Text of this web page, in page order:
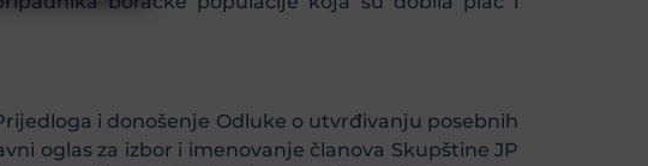
i donošenje Odluke o utvrđivanju posebnih
oglas za izbor i imenovanje članova Skupštine JP